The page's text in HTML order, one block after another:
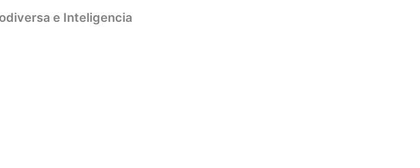
e Inteligencia